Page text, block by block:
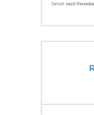
Gehalt: nach